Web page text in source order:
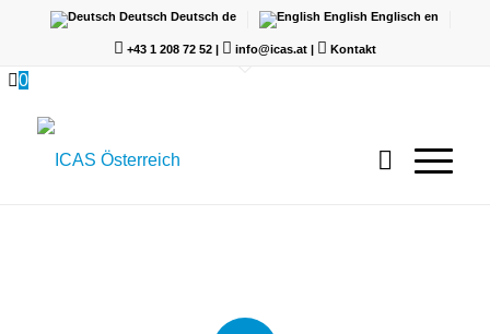
Deutsch Deutsch de English Englisch en
+43 1 208 72 52| info@icas.at| Kontakt
0